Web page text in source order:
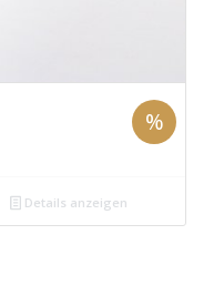
%
Details anzeigen